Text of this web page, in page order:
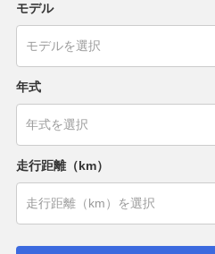
モデル
年式
走行距離（km）